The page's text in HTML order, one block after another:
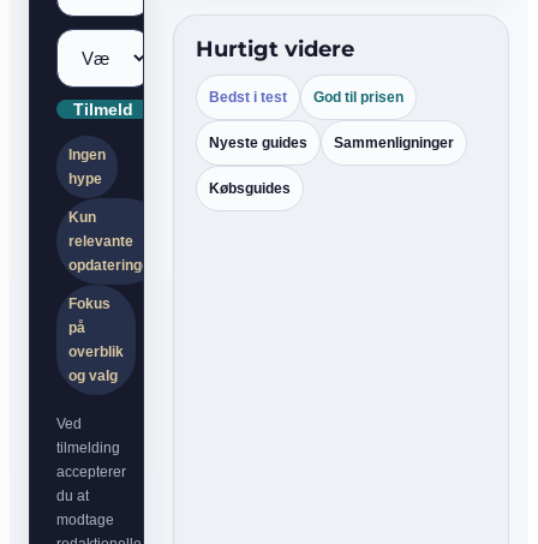
Tilmeld
Ingen
hype
Kun
relevante
opdateringer
Fokus
på
overblik
og valg
Ved
tilmelding
accepterer
du at
modtage
Hurtigt videre
Bedst i test God til prisen
Nyeste guides Sammenligninger
Købsguides